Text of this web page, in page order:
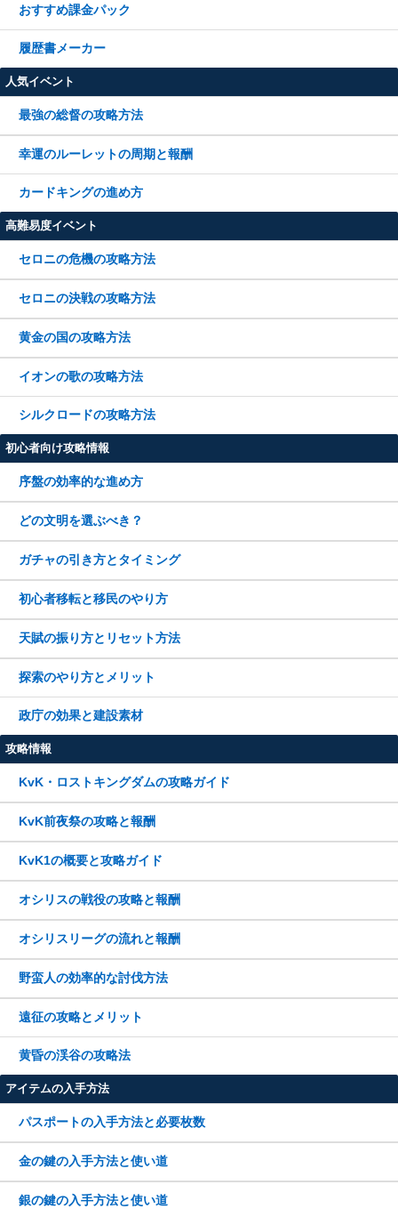
おすすめ課金パック
履歴書メーカー
人気イベント
最強の総督の攻略方法
幸運のルーレットの周期と報酬
カードキングの進め方
高難易度イベント
セロニの危機の攻略方法
セロニの決戦の攻略方法
黄金の国の攻略方法
イオンの歌の攻略方法
シルクロードの攻略方法
初心者向け攻略情報
序盤の効率的な進め方
どの文明を選ぶべき？
ガチャの引き方とタイミング
初心者移転と移民のやり方
天賦の振り方とリセット方法
探索のやり方とメリット
政庁の効果と建設素材
攻略情報
KvK・ロストキングダムの攻略ガイド
KvK前夜祭の攻略と報酬
KvK1の概要と攻略ガイド
オシリスの戦役の攻略と報酬
オシリスリーグの流れと報酬
野蛮人の効率的な討伐方法
遠征の攻略とメリット
黄昏の渓谷の攻略法
アイテムの入手方法
パスポートの入手方法と必要枚数
金の鍵の入手方法と使い道
銀の鍵の入手方法と使い道